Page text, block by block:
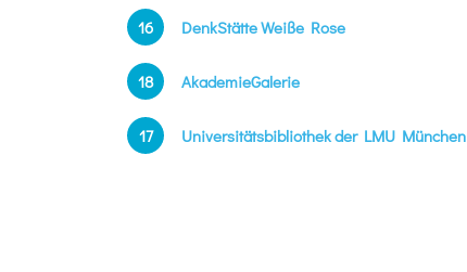
16 DenkStätte Weiße Rose
18 AkademieGalerie
17 Universitätsbibliothek der LMU München